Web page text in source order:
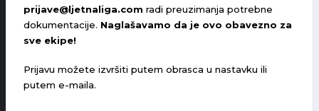
prijave@ljetnaliga.com radi preuzimanja potrebne
dokumentacije. Naglašavamo da je ovo obavezno za
sve ekipe!
Prijavu možete izvršiti putem obrasca u nastavku ili
putem e-maila.